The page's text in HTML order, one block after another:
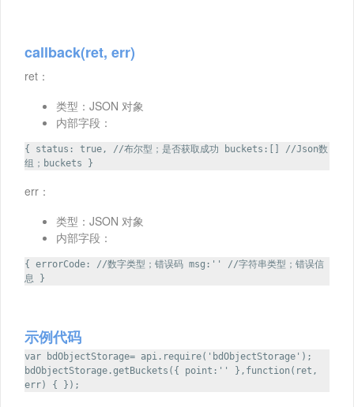
callback(ret, err)
ret：
类型：JSON 对象
内部字段：
{ status: true, //布尔型；是否获取成功 buckets:[] //Json数
组；buckets }
err：
类型：JSON 对象
内部字段：
{ errorCode: //数字类型；错误码 msg:'' //字符串类型；错误信
息 }
示例代码
var bdObjectStorage= api.require('bdObjectStorage');
bdObjectStorage.getBuckets({ point:'' },function(ret,
err) { });